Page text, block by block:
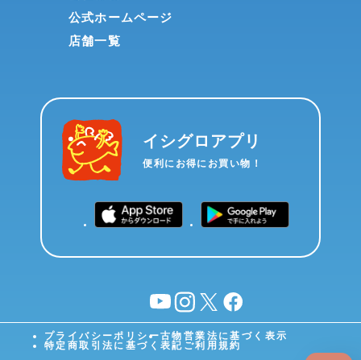
公式ホームページ
店舗一覧
イシグロアプリ
便利にお得にお買い物！
YouTubeinstagram
X facebook
プライバシーポリシー古物営業法に基づく表示
特定商取引法に基づく表記 ご利用規約